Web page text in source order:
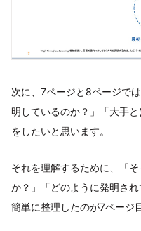
次に、7ページと8ページで
明しているのか？」「大手
をしたいと思います。
それを理解するために、「
か？」「どのように発明さ
簡単に整理したのが7ページ